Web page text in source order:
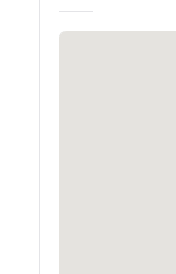
Armor, c'est choisir une